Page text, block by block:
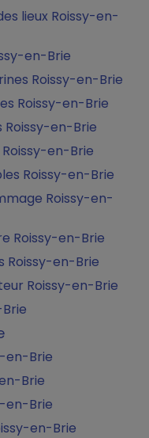
lieux Roissy-en-
en-Brie
Roissy-en-Brie
Roissy-en-Brie
en-Brie
en-Brie
Roissy-en-Brie
Roissy-en-
Roissy-en-Brie
Roissy-en-Brie
Roissy-en-Brie
en-Brie
Brie
en-Brie
en-Brie